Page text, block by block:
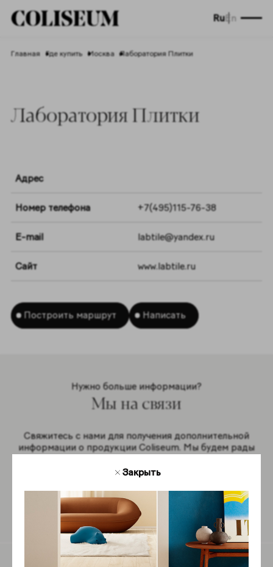
RuEn
Главная Где купить Москва Лаборатория Плитки
Лаборатория Плитки
Адрес
Номер телефона +7(495)115-76-38
E-mail labtile@yandex.ru
Сайт www.labtile.ru
Построить маршрут Написать
Нужно больше информации?
Мы на связи
Свяжитесь с нами для получения дополнительной
информации о продукции Coliseum. Мы будем рады
Обратная связь
Закрыть